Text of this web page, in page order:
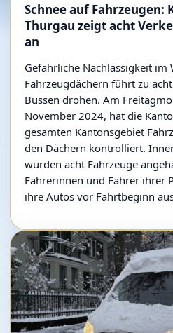
Schnee auf Fahrzeugen:
Thurgau zeigt acht
an
Gefährliche Nachlässigkeit im
Fahrzeugdächern führt zu
Bussen drohen. Am
November 2024, hat die
gesamten Kantonsgebiet
den Dächern kontrolliert.
wurden acht Fahrzeuge
Fahrerinnen und Fahrer ihrer
ihre Autos vor Fahrtbeginn